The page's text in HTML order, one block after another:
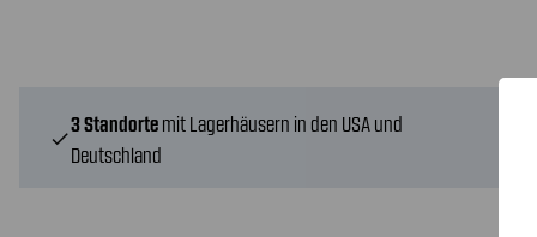
check
3 Standorte mit Lagerhäusern in den USA und
Deutschland